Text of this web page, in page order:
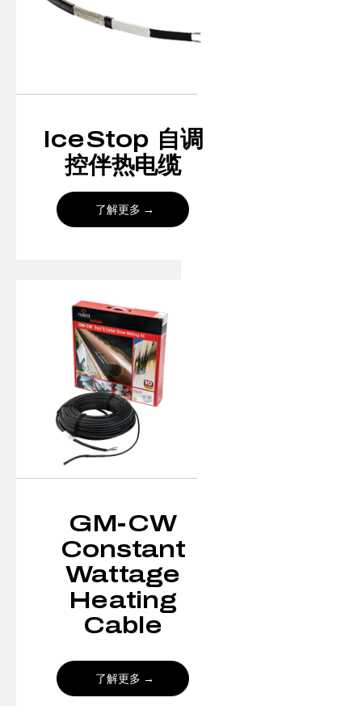
IceStop 自调
控伴热电缆
了解更多
GM-CW
Constant
Wattage
Heating
Cable
了解更多